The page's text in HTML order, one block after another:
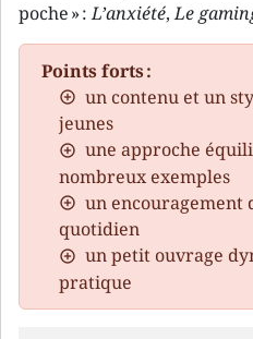
poche » :L’anxiété,Le
Points forts :
un contenu et un
jeunes
une approche
nombreux exemples
un encouragement
quotidien
un petit ouvrage
pratique